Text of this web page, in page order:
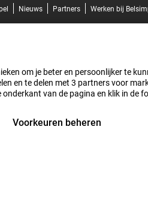
Nieuws Partners Werken bij
om je beter en persoonlijker te
en te delen met 3 partners voor
van de pagina en klik in de
Voorkeuren beheren